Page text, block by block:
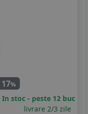
17%
In stoc - peste 12 buc
livrare 2/3 zile